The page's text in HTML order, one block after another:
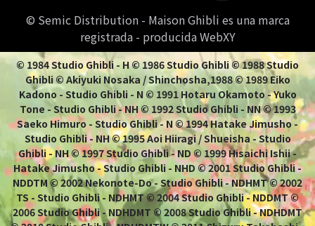
© Semic Distribution - Maison Ghibli es una marca
registrada - producida WebXY
© 1984 Studio Ghibli - H © 1986 Studio Ghibli © 1988 Studio
Ghibli © Akiyuki Nosaka / Shinchosha,1988 © 1989 Eiko
Kadono - Studio Ghibli - N © 1991 Hotaru Okamoto - Yuko
Tone - Studio Ghibli - NH © 1992 Studio Ghibli - NN © 1993
Saeko Himuro - Studio Ghibli - N © 1994 Hatake Jimusho -
Studio Ghibli - NH © 1995 Aoi Hiiragi / Shueisha - Studio
Ghibli - NH © 1997 Studio Ghibli - ND © 1999 Hisaichi Ishii -
Hatake Jimusho - Studio Ghibli - NHD © 2001 Studio Ghibli -
NDDTM © 2002 Nekonote-Do - Studio Ghibli - NDHMT © 2002
TS - Studio Ghibli - NDHMT © 2004 Studio Ghibli - NDDMT ©
2006 Studio Ghibli - NDHDMT © 2008 Studio Ghibli - NDHDMT